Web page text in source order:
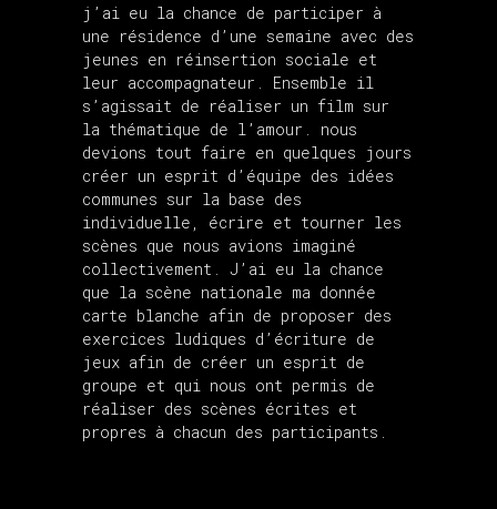
j’ai eu la chance de participer à
une résidence d’une semaine avec des
jeunes en réinsertion sociale et
leur accompagnateur. Ensemble il
s’agissait de réaliser un film sur
la thématique de l’amour. nous
devions tout faire en quelques jours
créer un esprit d’équipe des idées
communes sur la base des
individuelle, écrire et tourner les
scènes que nous avions imaginé
collectivement. J’ai eu la chance
que la scène nationale ma donnée
carte blanche afin de proposer des
exercices ludiques d’écriture de
jeux afin de créer un esprit de
groupe et qui nous ont permis de
réaliser des scènes écrites et
propres à chacun des participants.